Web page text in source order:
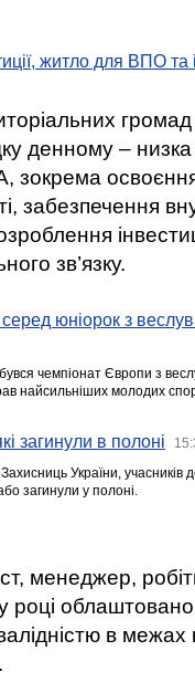
житло для ВПО
громад
денному –
зокрема освоєння
забезпечення
зв’язку.
юніорок з
чемпіонат Європи з
найсильніших молодих
загинули в полоні
України,
загинули у полоні.
менеджер,
році
в межах